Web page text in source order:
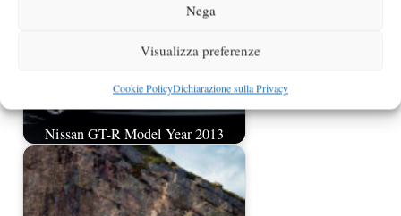
Nega
Visualizza preferenze
Cookie PolicyDichiarazione sulla Privacy
Nissan GT-R Model Year 2013